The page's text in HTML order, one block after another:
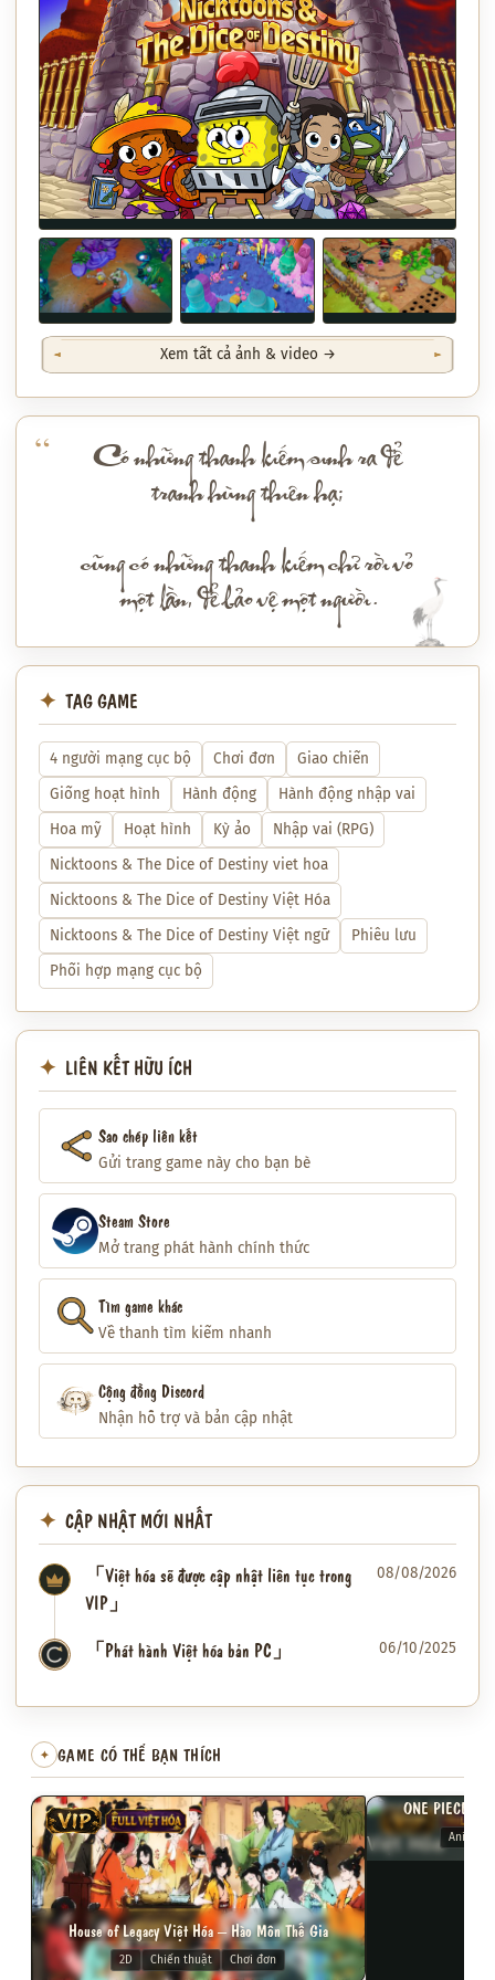
Xem tất cả ảnh & video →
Có những thanh kiếm sinh ra để
tranh hùng thiên hạ;
cũng có những thanh kiếm chỉ rời vỏ
một lần, để bảo vệ một người.
TAG GAME
4 người mạng cục bộ Chơi đơn
Giao chiến
Giống hoạt hình
Hành động
Hành động nhập vai
Hoa mỹ
Hoạt hình Kỳ ảo
Nhập vai (RPG)
Nicktoons & The Dice of Destiny viet hoa
Nicktoons & The Dice of Destiny Việt Hóa
Nicktoons & The Dice of Destiny Việt ngữ
Phiêu lưu
Phối hợp mạng cục bộ
LIÊN KẾT HỮU ÍCH
Sao chép liên kết
Gửi trang game này cho bạn bè
Steam Store
Mở trang phát hành chính thức
Tìm game khác
Về thanh tìm kiếm nhanh
Cộng đồng Discord
Nhận hỗ trợ và bản cập nhật
CẬP NHẬT MỚI NHẤT
「Việt hóa sẽ được cập nhật liên tục trong
VIP」
08/08/2026
✦ 「Phát hành Việt hóa bản PC」 06/10/2025
✦ GAME CÓ THỂ BẠN THÍCH
VIP FULL VIỆT HÓA
House of Legacy Việt Hóa – Hào Môn Thế Gia
2D Chiến thuật Chơi đơn
VIP FULL
ONE PIECE:
Anime